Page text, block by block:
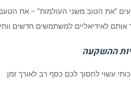
"את הטוב משני העולמות" – את
לאידיאליים למשתמשים חדשים
ההשקעה
עשוי לחסוך לכם כסף רב לאורך זמן: